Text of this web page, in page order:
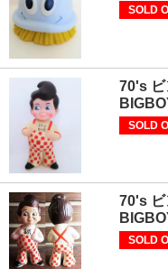
SOLD
70's ビ
SOLD
70's ビ
SOLD